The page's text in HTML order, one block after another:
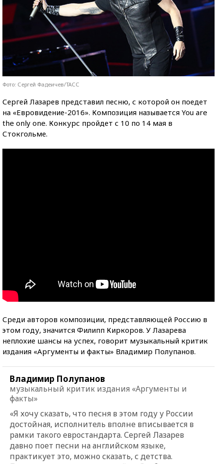
Фото: Сергей Фадеичев/ТАСС
Сергей Лазарев представил песню, с которой он поедет
на «Евровидение-2016». Композиция называется You are
the only one. Конкурс пройдет с 10 по 14 мая в
Стокгольме.
Среди авторов композиции, представляющей Россию в
этом году, значится Филипп Киркоров. У Лазарева
неплохие шансы на успех, говорит музыкальный критик
издания «Аргументы и факты» Владимир Полупанов.
Владимир Полупанов
музыкальный критик издания «Аргументы и
факты»
«Я хочу сказать, что песня в этом году у России
достойная, исполнитель вполне вписывается в
рамки такого евростандарта. Сергей Лазарев
давно поет песни на английском языке,
практикует это, можно сказать, с детства.